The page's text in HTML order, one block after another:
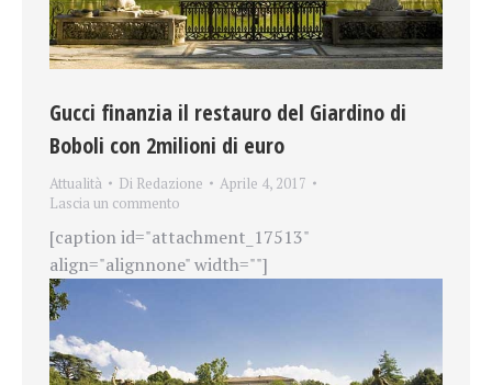
Gucci finanzia il restauro del Giardino di
Boboli con 2milioni di euro
Attualità Di Redazione
Aprile 4, 2017
Lascia un commento
[caption id="attachment_17513"
align="alignnone" width=""]